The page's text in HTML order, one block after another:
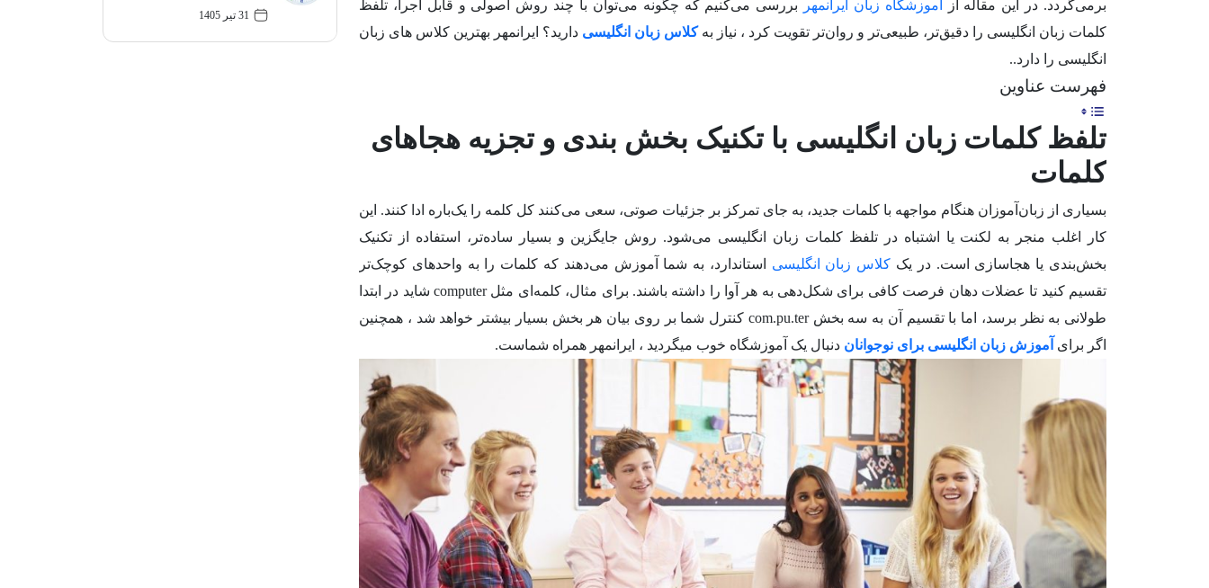
برمی‌گردد. در این مقاله از
آموزشگاه زبان ایرانمهر
بررسی می‌کنیم که چگونه می‌توان با چند روش اصولی و قابل اجرا، تلفظ
کلمات زبان انگلیسی را دقیق‌تر، طبیعی‌تر و روان‌تر تقویت کرد ، نیاز بهکلاس زبان انگلیسی دارید؟ ایرانمهر بهترین کلاس های زبان
انگلیسی را دارد..
فهرست عناوین
تلفظ کلمات زبان انگلیسی با تکنیک بخش بندی و تجزیه هجاهای
کلمات
بسیاری از زبان‌آموزان هنگام مواجهه با کلمات جدید، به جای تمرکز بر جزئیات صوتی، سعی می‌کنند کل کلمه را یک‌باره ادا کنند. این
کار اغلب منجر به لکنت یا اشتباه در تلفظ کلمات زبان انگلیسی می‌شود. روش جایگزین و بسیار ساده‌تر، استفاده از تکنیک
بخش‌بندی یا هجاسازی است. در یک کلاس زبان انگلیسی استاندارد، به شما آموزش می‌دهند که کلمات را به واحدهای کوچک‌تر
تقسیم کنید تا عضلات دهان فرصت کافی برای شکل‌دهی به هر آوا را داشته باشند. برای مثال، کلمه‌ای مثل computer شاید در ابتدا
طولانی به نظر برسد، اما با تقسیم آن به سه بخش com.pu.ter کنترل شما بر روی بیان هر بخش بسیار بیشتر خواهد شد ، همچنین
اگر برای آموزش زبان انگلیسی برای نوجوانان دنبال یک آموزشگاه خوب میگردید ، ایرانمهر همراه شماست.
31 تیر 1405